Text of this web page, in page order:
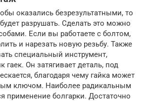
оказались безрезультатными, то
разрушать. Сделать это можно
Если вы работаете с болтом,
и нарезать новую резьбу. Также
специальный инструмент,
гаек. Он затягивает деталь, под
благодаря чему гайка может
ключом. Наиболее радикальным
применение болгарки. Достаточно